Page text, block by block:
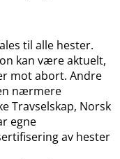
til alle hester.
kan være aktuelt,
mot abort. Andre
nærmere
Travselskap, Norsk
egne
av hester